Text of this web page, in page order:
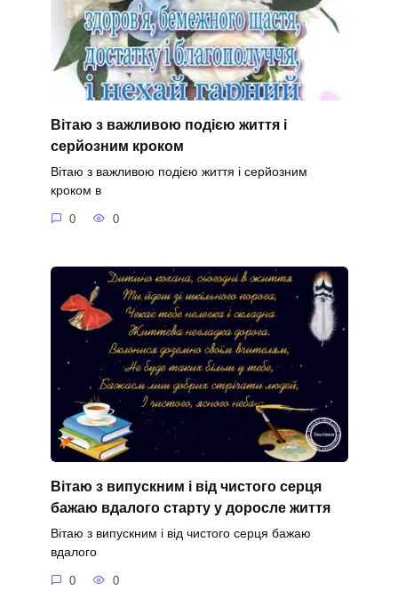
Вітаю з важливою подією життя і
серйозним кроком
Вітаю з важливою подією життя і серйозним
кроком в
0 0
Вітаю з випускним і від чистого серця
бажаю вдалого старту у доросле життя
Вітаю з випускним і від чистого серця бажаю
вдалого
0 0